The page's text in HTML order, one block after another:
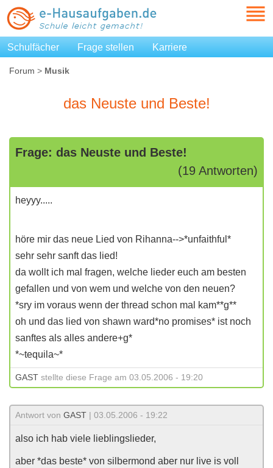
Schulfächer Frage stellen Karriere
Forum > Musik
das Neuste und Beste!
Frage: das Neuste und Beste!
(19 Antworten)
heyyy.....
höre mir das neue Lied von Rihanna-->*unfaithful*
sehr sehr sanft das lied!
da wollt ich mal fragen, welche lieder euch am besten
gefallen und von wem und welche von den neuen?
*sry im voraus wenn der thread schon mal kam**g**
oh und das lied von shawn ward*no promises* ist noch
sanftes als alles andere+g*
*~tequila~*
GAST stellte diese Frage am 03.05.2006 - 19:20
Antwort von GAST | 03.05.2006 - 19:22
also ich hab viele lieblingslieder,
aber *das beste* von silbermond aber nur live is voll